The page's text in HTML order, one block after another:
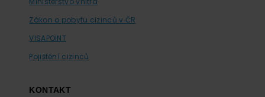
Zákon o pobytu cizinců v ČR
VISAPOINT
Pojištění cizinců
KONTAKT